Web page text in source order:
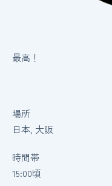
最高！
場所
日本, 大阪
時間帯
15:00頃